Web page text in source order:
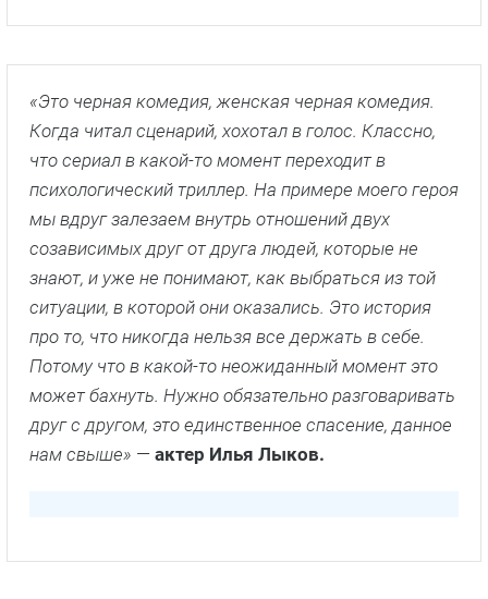
«Это черная комедия, женская черная комедия.
Когда читал сценарий, хохотал в голос. Классно,
что сериал в какой-то момент переходит в
психологический триллер. На примере моего героя
мы вдруг залезаем внутрь отношений двух
созависимых друг от друга людей, которые не
знают, и уже не понимают, как выбраться из той
ситуации, в которой они оказались. Это история
про то, что никогда нельзя все держать в себе.
Потому что в какой-то неожиданный момент это
может бахнуть. Нужно обязательно разговаривать
друг с другом, это единственное спасение, данное
нам свыше» — актер Илья Лыков.